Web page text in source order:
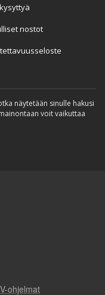
nostot
näytetään sinulle hakusi
voit vaikuttaa